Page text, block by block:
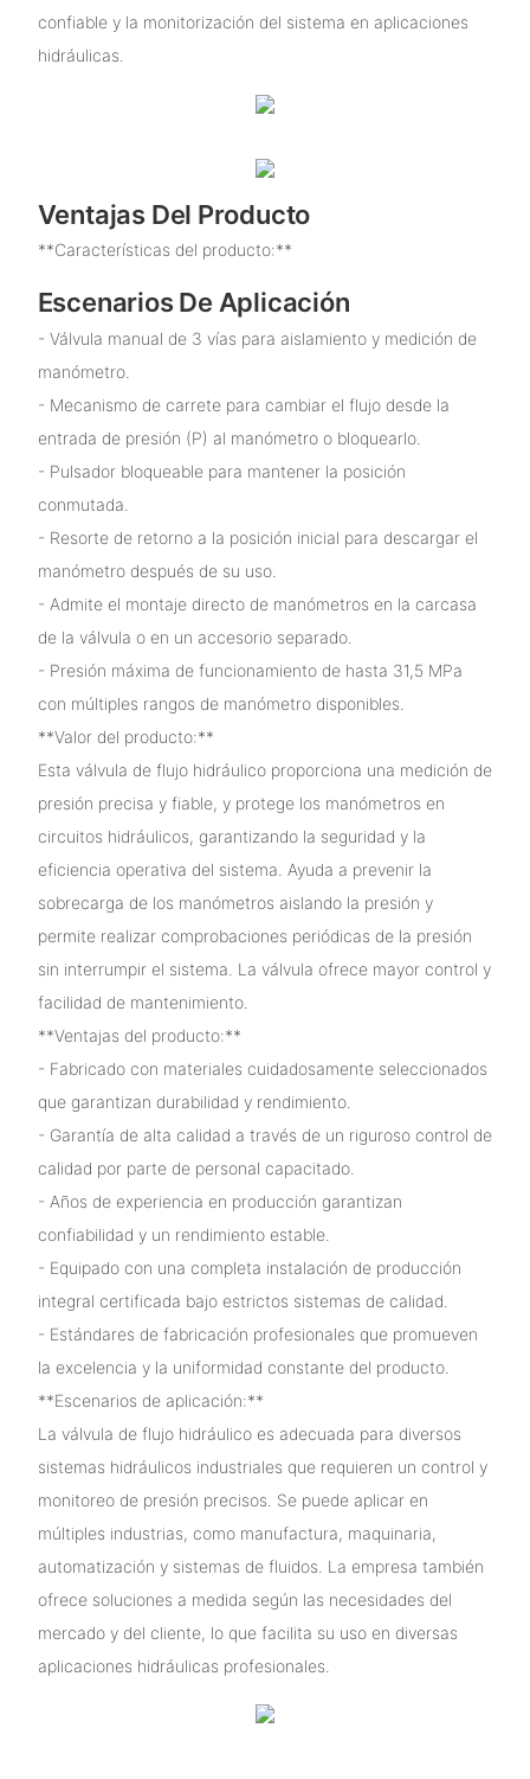
confiable y la monitorización del sistema en aplicaciones
hidráulicas.
Ventajas Del Producto
**Características del producto:**
Escenarios De Aplicación
- Válvula manual de 3 vías para aislamiento y medición de
manómetro.
- Mecanismo de carrete para cambiar el flujo desde la
entrada de presión (P) al manómetro o bloquearlo.
- Pulsador bloqueable para mantener la posición
conmutada.
- Resorte de retorno a la posición inicial para descargar el
manómetro después de su uso.
- Admite el montaje directo de manómetros en la carcasa
de la válvula o en un accesorio separado.
- Presión máxima de funcionamiento de hasta 31,5 MPa
con múltiples rangos de manómetro disponibles.
**Valor del producto:**
Esta válvula de flujo hidráulico proporciona una medición de
presión precisa y fiable, y protege los manómetros en
circuitos hidráulicos, garantizando la seguridad y la
eficiencia operativa del sistema. Ayuda a prevenir la
sobrecarga de los manómetros aislando la presión y
permite realizar comprobaciones periódicas de la presión
sin interrumpir el sistema. La válvula ofrece mayor control y
facilidad de mantenimiento.
**Ventajas del producto:**
- Fabricado con materiales cuidadosamente seleccionados
que garantizan durabilidad y rendimiento.
- Garantía de alta calidad a través de un riguroso control de
calidad por parte de personal capacitado.
- Años de experiencia en producción garantizan
confiabilidad y un rendimiento estable.
- Equipado con una completa instalación de producción
integral certificada bajo estrictos sistemas de calidad.
- Estándares de fabricación profesionales que promueven
la excelencia y la uniformidad constante del producto.
**Escenarios de aplicación:**
La válvula de flujo hidráulico es adecuada para diversos
sistemas hidráulicos industriales que requieren un control y
monitoreo de presión precisos. Se puede aplicar en
múltiples industrias, como manufactura, maquinaria,
automatización y sistemas de fluidos. La empresa también
ofrece soluciones a medida según las necesidades del
mercado y del cliente, lo que facilita su uso en diversas
aplicaciones hidráulicas profesionales.